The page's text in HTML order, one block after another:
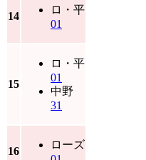
14
ロ・平
01
15
ロ・平
01
中野
31
16
ローズ